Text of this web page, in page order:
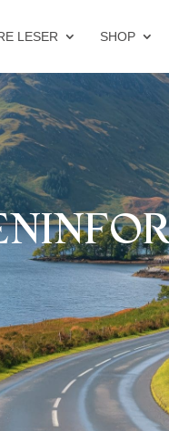
LESER SHOP